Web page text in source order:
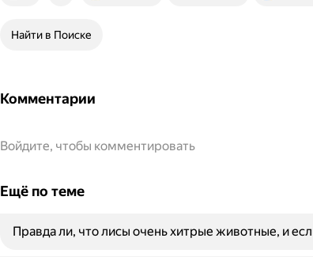
Найти в Поиске
Комментарии
Войдите, чтобы комментировать
Ещё по теме
Правда ли, что лисы очень хитрые животные, и